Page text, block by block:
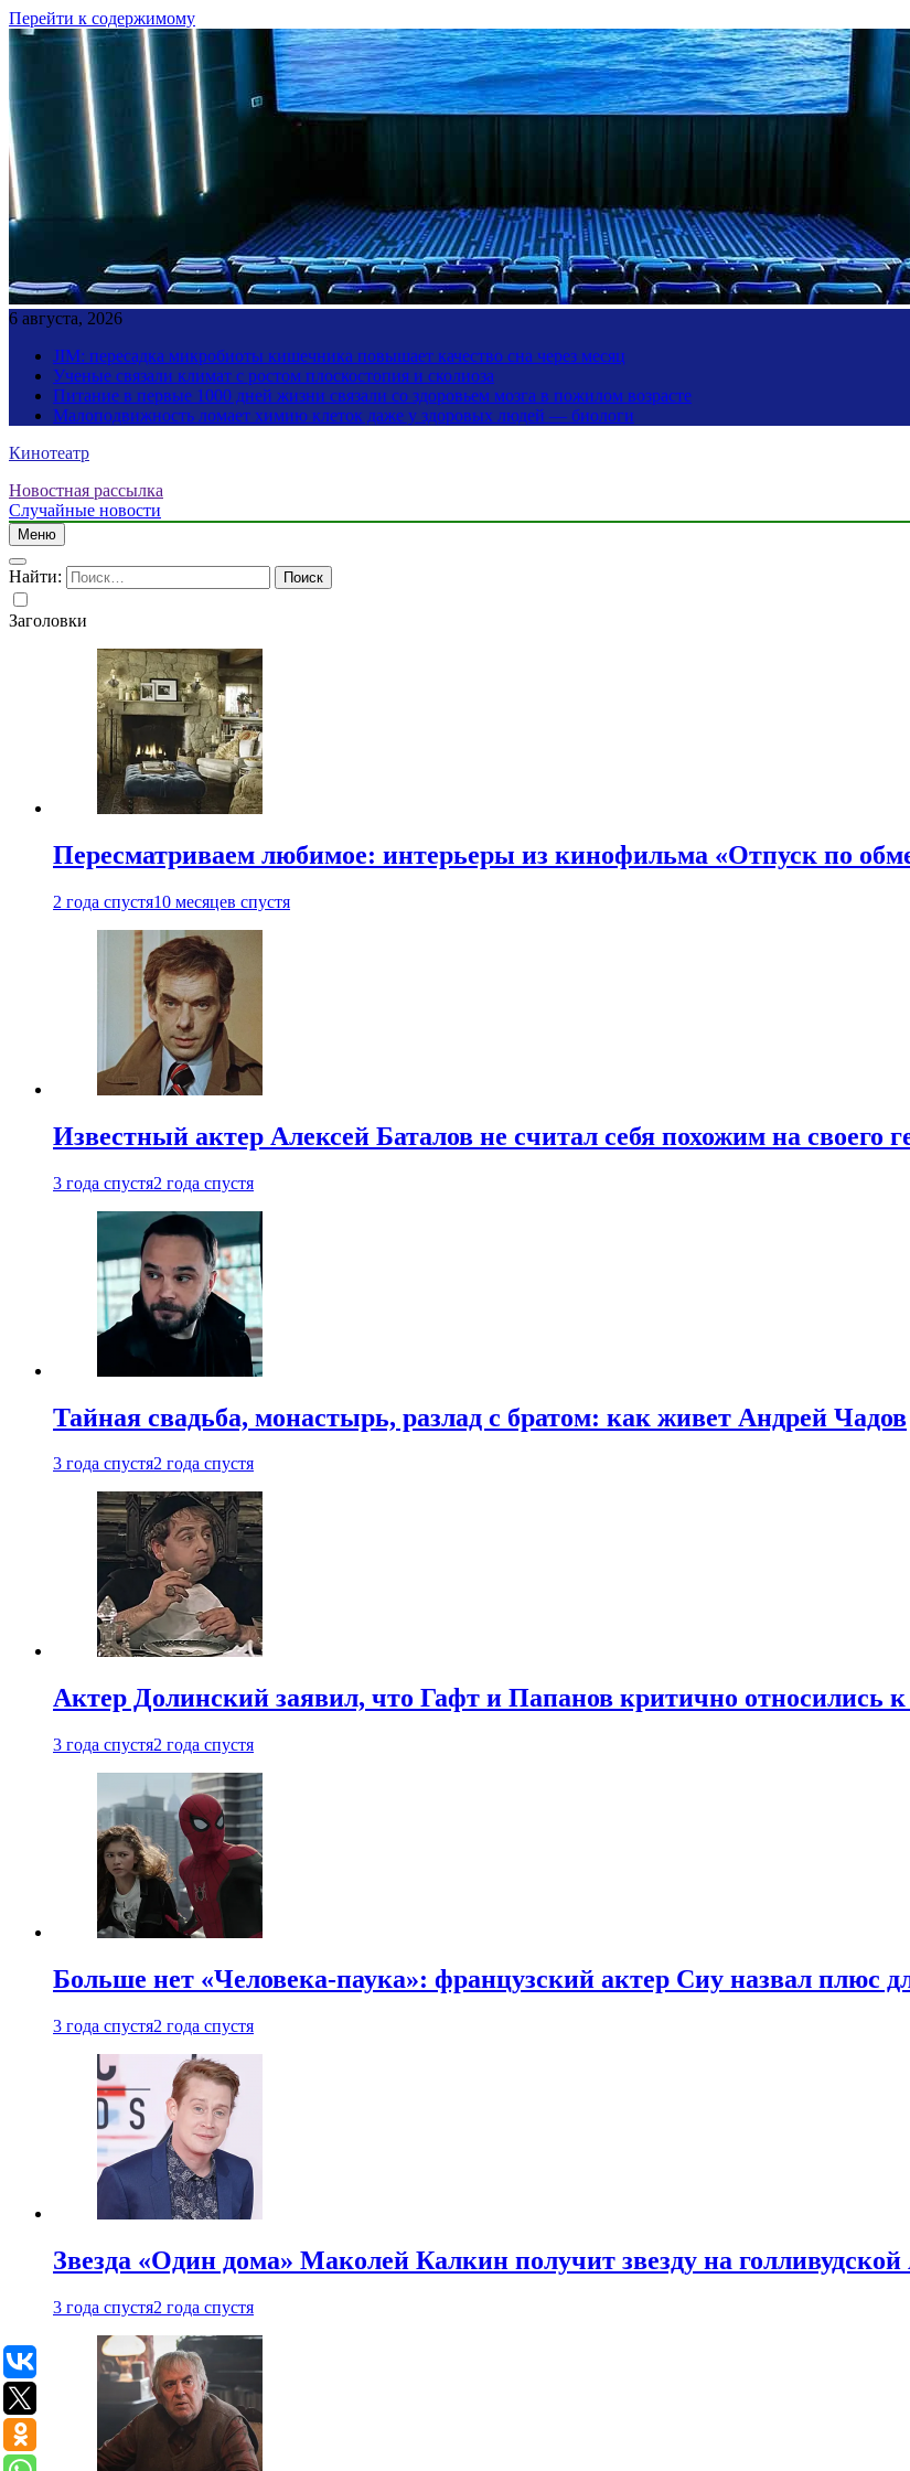
Перейти к содержимому
6 августа, 2026
JIM: пересадка микробиоты кишечника повышает качество сна через месяц
Ученые связали климат с ростом плоскостопия и сколиоза
Питание в первые 1000 дней жизни связали со здоровьем мозга в пожилом возрасте
Малоподвижность ломает химию клеток даже у здоровых людей — биологи
Кинотеатр
Новостная рассылка
Случайные новости
Меню
Найти:
Заголовки
Пересматриваем любимое: интерьеры из кинофильма «Отпуск по
2 года спустя10 месяцев спустя
Известный актер Алексей Баталов не считал себя похожим на своего
3 года спустя2 года спустя
Тайная свадьба, монастырь, разлад с братом: как живет Андрей Чадов
3 года спустя2 года спустя
Актер Долинский заявил, что Гафт и Папанов критично относились к
3 года спустя2 года спустя
Больше нет «Человека-паука»: французский актер Сиу назвал плюс
3 года спустя2 года спустя
Звезда «Один дома» Маколей Калкин получит звезду на
3 года спустя2 года спустя